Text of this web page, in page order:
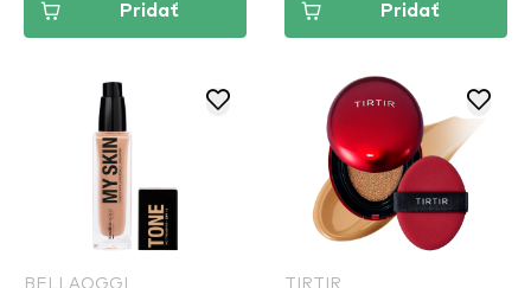
Pridať Pridať
BELLAOGGI TIRTIR